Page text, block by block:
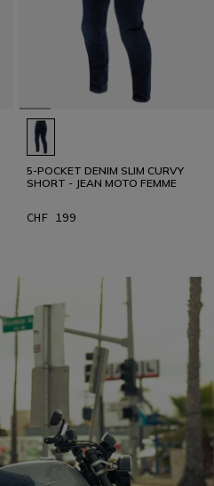
5-POCKET DENIM SLIM CURVY
SHORT - JEAN MOTO FEMME
CHF 199